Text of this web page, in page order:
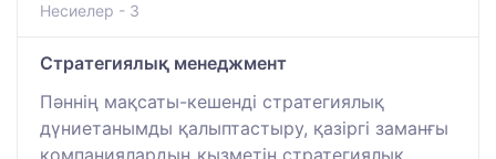
Несиелер - 3
Стратегиялық менеджмент
Пәннің мақсаты-кешенді стратегиялық
дүниетанымды қалыптастыру, қазіргі заманғы